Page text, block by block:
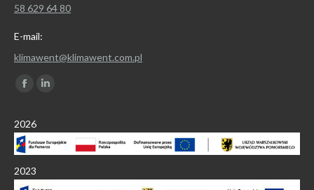
58 629 64 80
E-mail:
klimawent@klimawent.com.pl
Znajdź nas na:
Facebook
opens
in
window
in
window
2026
2023